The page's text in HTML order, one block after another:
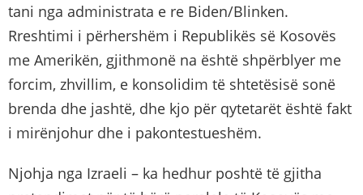
tani nga administrata e re Biden/Blinken.
Rreshtimi i përhershëm i Republikës së Kosovës
me Amerikën, gjithmonë na është shpërblyer me
forcim, zhvillim, e konsolidim të shtetësisë sonë
brenda dhe jashtë, dhe kjo për qytetarët është fakt
i mirënjohur dhe i pakontestueshëm.
Njohja nga Izraeli – ka hedhur poshtë të gjitha